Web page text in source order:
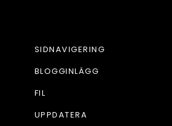
SIDNAVIGERING
BLOGGINLÄGG
FIL
UPPDATERA